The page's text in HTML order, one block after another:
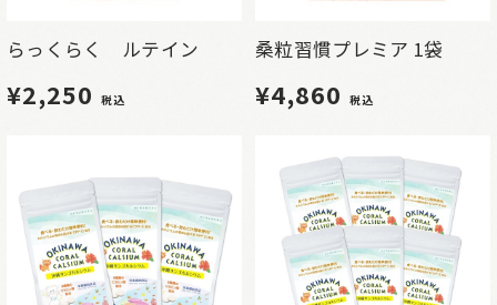
らっくらく ルテイン
¥2,250 税込
桑粒習慣プレミア 1袋
¥4,860 税込